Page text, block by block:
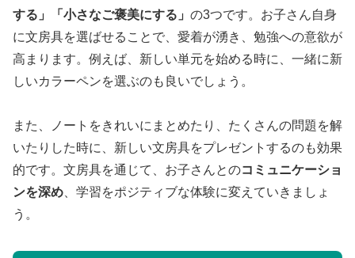
する」「小さなご褒美にする」 の3つです。お子さん自身
に文房具を選ばせることで、愛着が湧き、勉強への意欲が
高まります。例えば、新しい単元を始める時に、一緒に新
しいカラーペンを選ぶのも良いでしょう。
また、ノートをきれいにまとめたり、たくさんの問題を解
いたりした時に、新しい文房具をプレゼントするのも効果
的です。文房具を通じて、お子さんとのコミュニケーショ
ンを深め 、学習をポジティブな体験に変えていきましょ
う。